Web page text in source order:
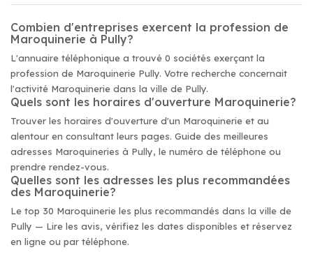
Combien d'entreprises exercent la profession de
Maroquinerie à Pully?
L'annuaire téléphonique a trouvé 0 sociétés exerçant la
profession de Maroquinerie Pully. Votre recherche concernait
l'activité Maroquinerie dans la ville de Pully.
Quels sont les horaires d'ouverture Maroquinerie?
Trouver les horaires d'ouverture d'un Maroquinerie et au
alentour en consultant leurs pages. Guide des meilleures
adresses Maroquineries à Pully, le numéro de téléphone ou
prendre rendez-vous.
Quelles sont les adresses les plus recommandées
des Maroquinerie?
Le top 30 Maroquinerie les plus recommandés dans la ville de
Pully — Lire les avis, vérifiez les dates disponibles et réservez
en ligne ou par téléphone.